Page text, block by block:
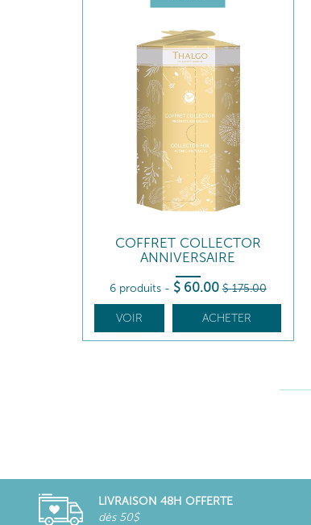
COFFRET COLLECTOR
ANNIVERSAIRE
6 produits - $ 60.00 $ 175.00
VOIR ACHETER
LIVRAISON 48H OFFERTE
dès 50$